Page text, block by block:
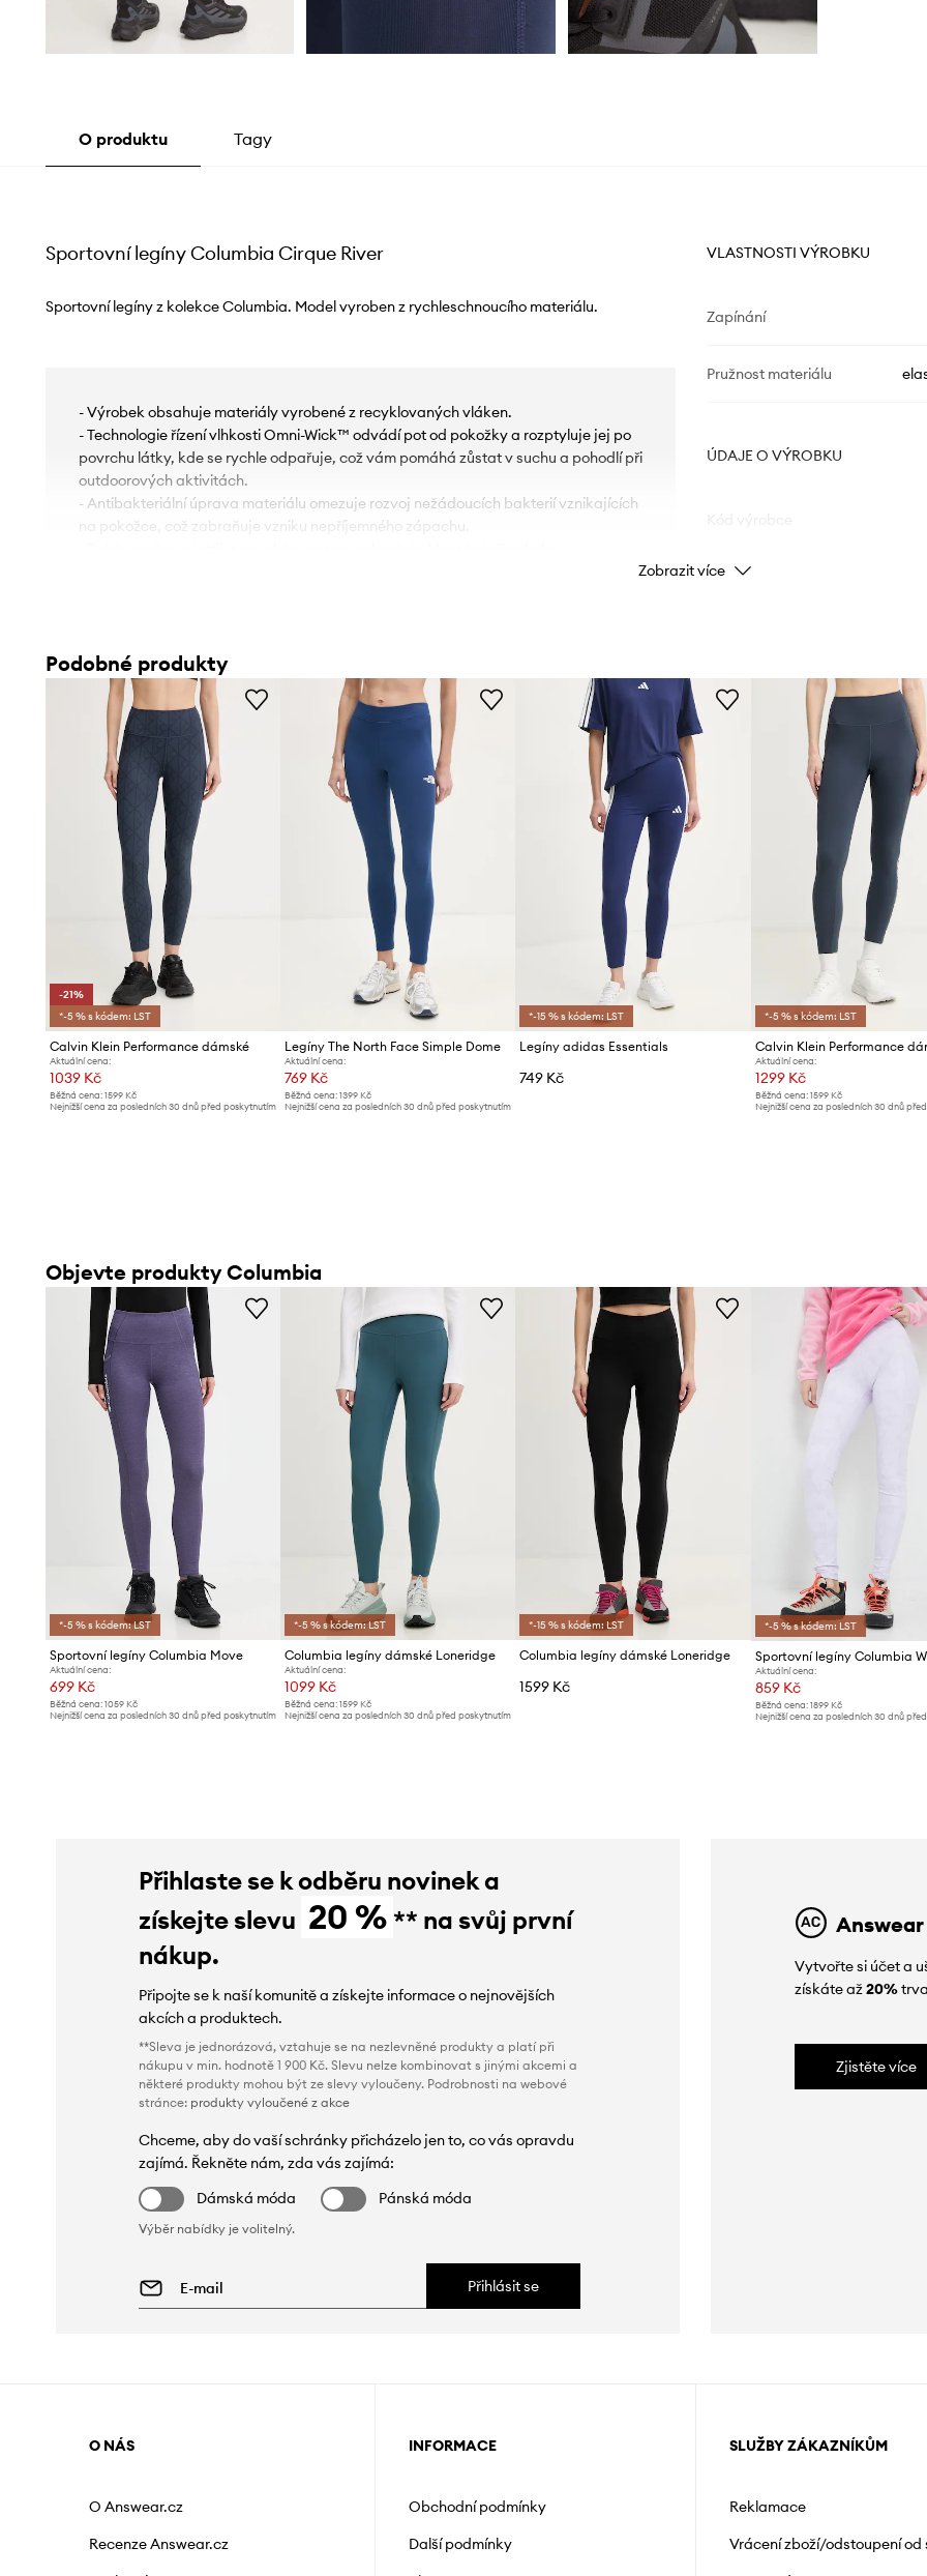
O produktu Tagy
Sportovní legíny Columbia Cirque River
Sportovní legíny z kolekce Columbia. Model vyroben z rychleschnoucího materiálu.
- Výrobek obsahuje materiály vyrobené z recyklovaných vláken.
- Technologie řízení vlhkosti Omni-Wick™ odvádí pot od pokožky a rozptyluje jej po
povrchu látky, kde se rychle odpařuje, což vám pomáhá zůstat v suchu a pohodlí při
outdoorových aktivitách.
- Antibakteriální úprava materiálu omezuje rozvoj nežádoucích bakterií vznikajících
na pokožce, což zabraňuje vzniku nepříjemného zápachu.
komfort při používání.
- Šířka v pase: 32 cm.
- Výška sedu: 24,5 cm.
- Vnější délka nohavic: 96 cm.
- Rozměry pro velikost: S.
VLASTNOSTI VÝROBKU
Zapínání
Pružnost materiálu
ÚDAJE O VÝROBKU
Barva
Výrobce
Zobrazit více
Podobné produkty
-21%
*-5 % s kódem: LST
Calvin Klein Performance dámské
Aktuální cena:
1039 Kč
Běžná cena: 1599 Kč
Nejnižší cena za posledních 30 dnů před poskytnutím
Legíny The North Face Simple Dome
Aktuální cena:
769 Kč
Běžná cena:1399 Kč
Nejnižší cena za posledních 30 dnů před poskytnutím
*-15 % s kódem: LST
Legíny adidas Essentials
749 Kč
*-5 % s kódem: LST
Calvin Klein Performance
Aktuální cena:
1299 Kč
Běžná cena: 1599 Kč
Nejnižší cena za posledních 30 dnů
Objevte produkty Columbia
*-5 % s kódem: LST
Sportovní legíny Columbia Move
Aktuální cena:
699 Kč
Běžná cena: 1059 Kč
Nejnižší cena za posledních 30 dnů před poskytnutím
*-5 % s kódem: LST
Columbia legíny dámské Loneridge
Aktuální cena:
1099 Kč
Běžná cena:1599 Kč
Nejnižší cena za posledních 30 dnů před poskytnutím
*-15 % s kódem: LST
Columbia legíny dámské Loneridge
1599 Kč
*-5 % s kódem: LST
Aktuální cena:
859 Kč
Běžná cena: 1899 Kč
Nejnižší cena za posledních 30 dnů
Přihlaste se k odběru novinek a
získejte slevu 20 % ** na svůj první
nákup.
Připojte se k naší komunitě a získejte informace o nejnovějších
akcích a produktech.
**Sleva je jednorázová, vztahuje se na nezlevněné produkty a platí při
nákupu v min. hodnotě 1 900 Kč. Slevu nelze kombinovat s jinými akcemi a
některé produkty mohou být ze slevy vyloučeny. Podrobnosti na webové
stránce: produkty vyloučené z akce
Chceme, aby do vaší schránky přicházelo jen to, co vás opravdu
zajímá. Řekněte nám, zda vás zajímá:
Dámská móda
Pánská móda
Výběr nabídky je volitelný.
Přihlásit se
Vytvořte si účet a
získáte až20%
Zjistěte více
O NÁS
O Answear.cz
Recenze Answear.cz
INFORMACE
Obchodní podmínky
Další podmínky
SLUŽBY ZÁKAZNÍKŮM
Reklamace
Vrácení zboží/odstoupení od